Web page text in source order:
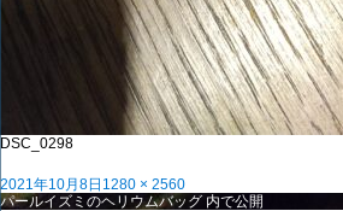
DSC_0298
投
稿
2021年10月8日 フ
ル
1280 × 2560
投
パールイズミのヘリウムバッグ 内で公開